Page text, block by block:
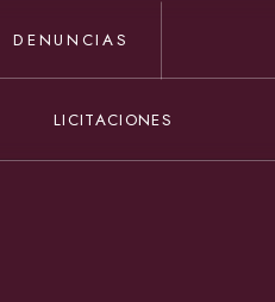
DENUNCIAS
LICITACIONES